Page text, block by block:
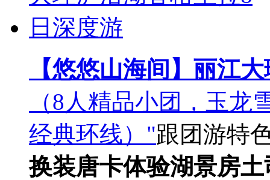
【悠悠山海间】丽江
（8人精品小团，玉
经典环线）"跟团游特
换装唐卡体验湖景房土